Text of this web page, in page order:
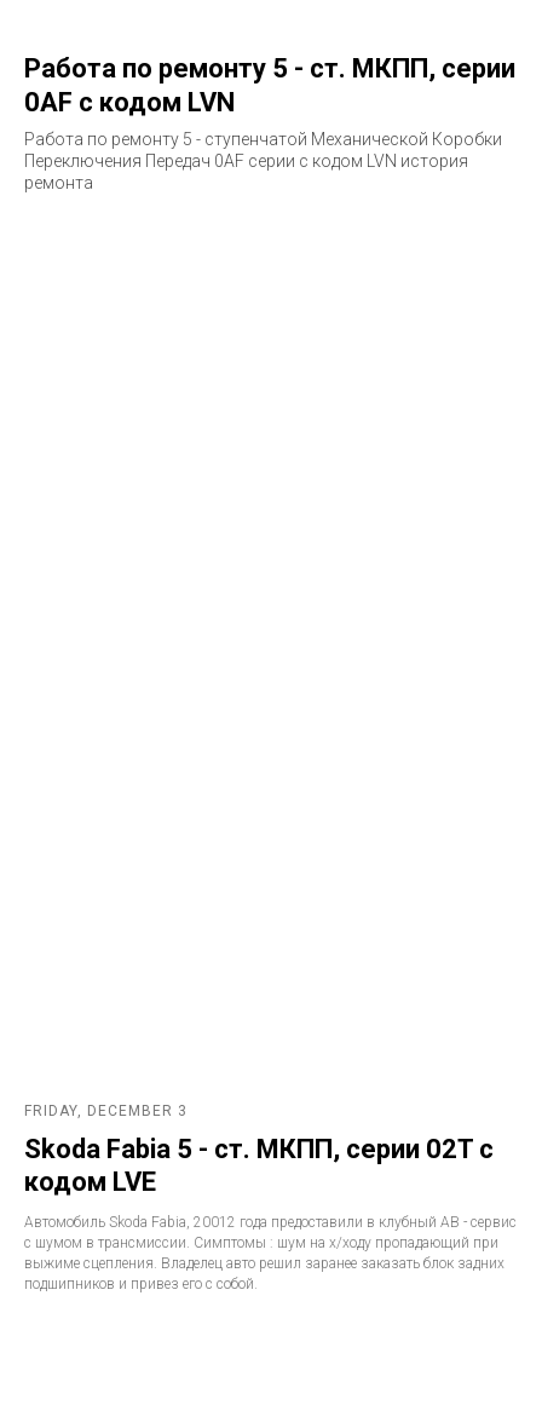
Работа по ремонту 5 - ст. МКПП, серии
0AF с кодом LVN
Работа по ремонту 5 - ступенчатой Механической Коробки
Переключения Передач 0AF серии с кодом LVN история
ремонта
FRIDAY, DECEMBER 3
Skoda Fabia 5 - ст. МКПП, серии 02T с
кодом LVE
Автомобиль Skoda Fabia, 20012 года предоставили в клубный АВ - сервис
с шумом в трансмиссии. Симптомы : шум на х/ходу пропадающий при
выжиме сцепления. Владелец авто решил заранее заказать блок задних
подшипников и привез его с собой.